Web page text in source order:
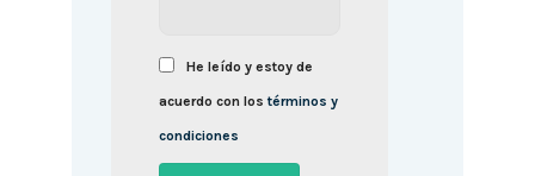
He leído y estoy de
acuerdo con lostérminos y
condiciones